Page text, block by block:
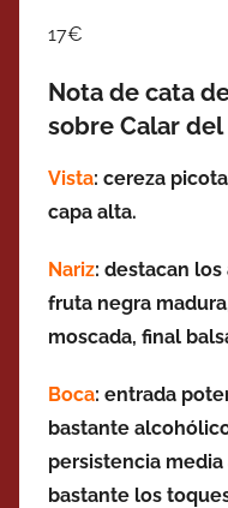
17€
Nota de cata
sobre Calar del
Vista: cereza
capa alta.
Nariz: destacan
fruta negra
moscada, final
Boca: entrada
bastante
persistencia
bastante los